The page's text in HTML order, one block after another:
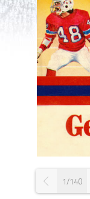
1/140